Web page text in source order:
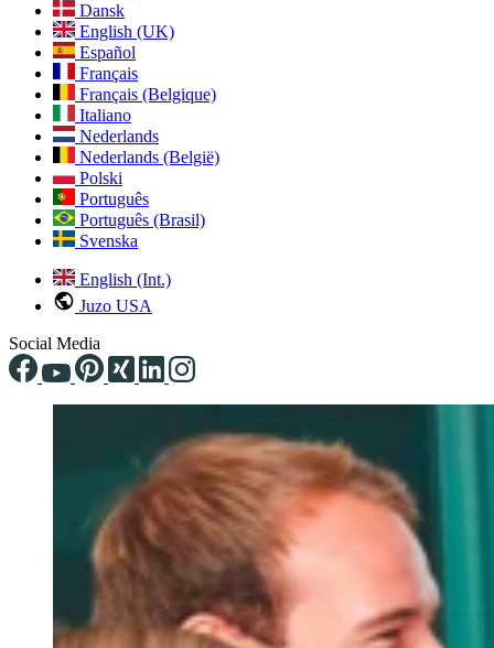
Dansk
English (UK)
Español
Français
Français (Belgique)
Italiano
Nederlands
Nederlands (België)
Polski
Português
Português (Brasil)
Svenska
English (Int.)
Juzo USA
Social Media